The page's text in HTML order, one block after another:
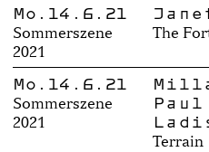
Mo.14.6.21
Sommerszene
2021
The
Mo.14.6.21
Sommerszene
2021
Terrain